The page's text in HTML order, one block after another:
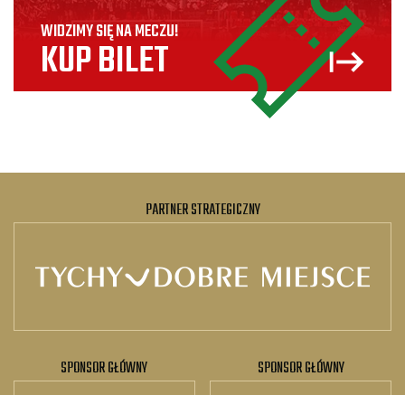
WIDZIMY SIĘ NA MECZU!
KUP BILET
PARTNER STRATEGICZNY
SPONSOR GŁÓWNY SPONSOR GŁÓWNY